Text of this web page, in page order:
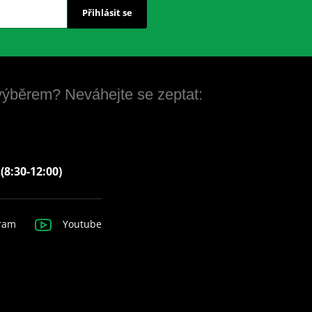
Přihlásit se
Neváhejte se zeptat:
12:00)
Youtube